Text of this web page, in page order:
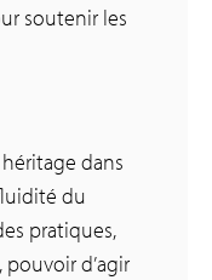
soutenir les
dans
du
pratiques,
d’agir